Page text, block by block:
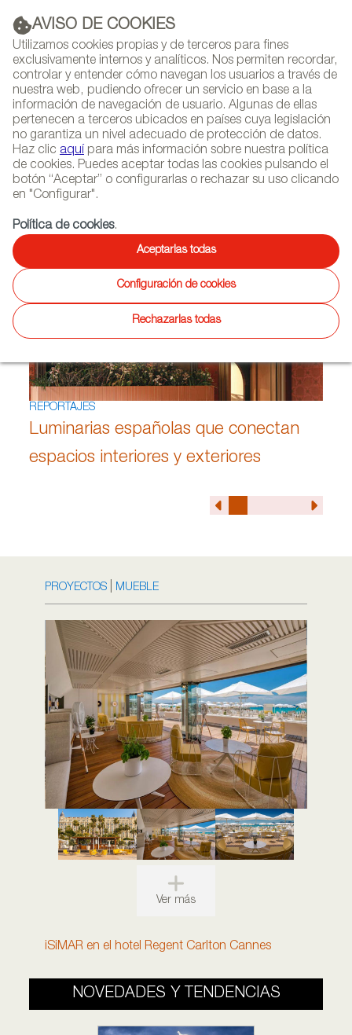
AVISO DE COOKIES
Utilizamos cookies propias y de terceros para fines
exclusivamente internos y analíticos. Nos permiten recordar,
controlar y entender cómo navegan los usuarios a través de
nuestra web, pudiendo ofrecer un servicio en base a la
información de navegación de usuario. Algunas de ellas
pertenecen a terceros ubicados en países cuya legislación
no garantiza un nivel adecuado de protección de datos.
Haz clic aquí para más información sobre nuestra política
de cookies. Puedes aceptar todas las cookies pulsando el
botón “Aceptar” o configurarlas o rechazar su uso clicando
en "Configurar".
Política de cookies.
Aceptarlas todas
Configuración de cookies
Rechazarlas todas
PUBLICIDAD
(+34) 913 497 100 |
NEWSLETTER
AGENDA
Luminarias españolas que conectan
espacios interiores y exteriores
REPORTAJES
PROYECTOS MUEBLE
Ver más
iSiMAR en el hotel Regent Carlton Cannes
NOVEDADES Y TENDENCIAS